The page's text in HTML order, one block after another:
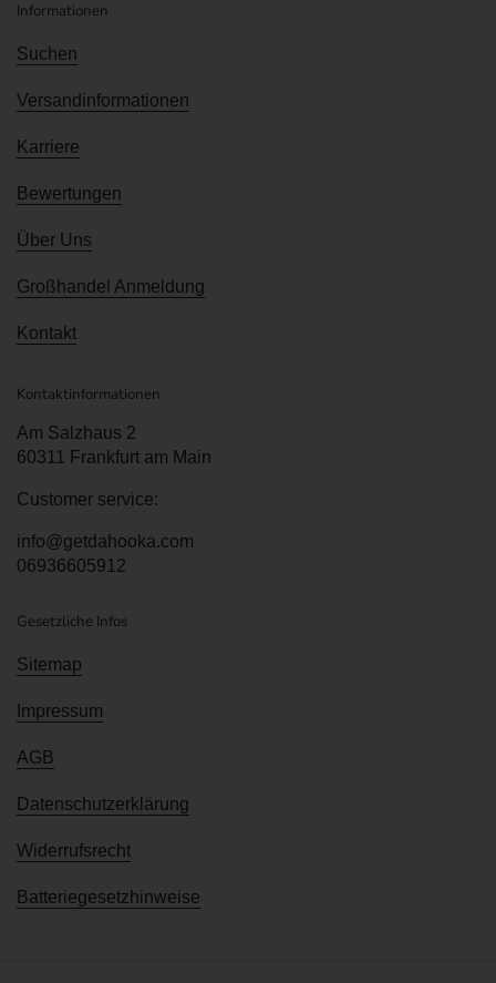
Informationen
Suchen
Versandinformationen
Karriere
Bewertungen
Über Uns
Großhandel Anmeldung
Kontakt
Kontaktinformationen
Am Salzhaus 2
60311 Frankfurt am Main
Customer service:
info@getdahooka.com
06936605912
Gesetzliche Infos
Sitemap
Impressum
AGB
Datenschutzerklärung
Widerrufsrecht
Batteriegesetzhinweise